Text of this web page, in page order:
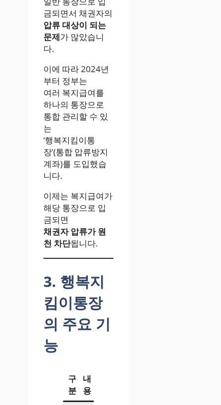
금되면서 채권자의
압류 대상이 되는
문제가 많았습니
다.
이에 따라 2024년
부터 정부는
여러 복지급여를
하나의 통장으로
통합 관리할 수 있
는
‘행복지킴이통
장’(통합 압류방지
계좌)를 도입했습
니다.
이제는 복지급여가
해당 통장으로 입
금되면
채권자 압류가 원
천 차단됩니다.
3. 행복지
킴이통장
의 주요 기
능
구
분
내
용